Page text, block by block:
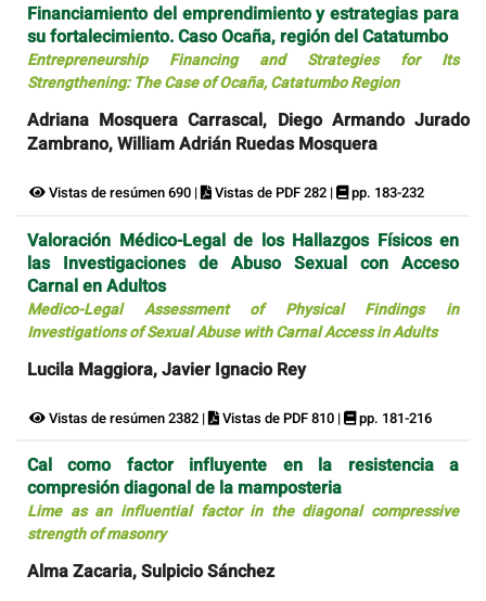
Financiamiento del emprendimiento y estrategias para
su fortalecimiento. Caso Ocaña, región del Catatumbo
Entrepreneurship Financing and Strategies for Its
Strengthening: The Case of Ocaña, Catatumbo Region
Adriana Mosquera Carrascal, Diego Armando Jurado
Zambrano, William Adrián Ruedas Mosquera
Vistas de resúmen 690 | Vistas de PDF 282 | pp. 183-232
Valoración Médico-Legal de los Hallazgos Físicos en
las Investigaciones de Abuso Sexual con Acceso
Carnal en Adultos
Medico-Legal Assessment of Physical Findings in
Investigations of Sexual Abuse with Carnal Access in Adults
Lucila Maggiora, Javier Ignacio Rey
Vistas de resúmen 2382 | Vistas de PDF 810 | pp. 181-216
Cal como factor influyente en la resistencia a
compresión diagonal de la mamposteria
Lime as an influential factor in the diagonal compressive
strength of masonry
Alma Zacaria, Sulpicio Sánchez